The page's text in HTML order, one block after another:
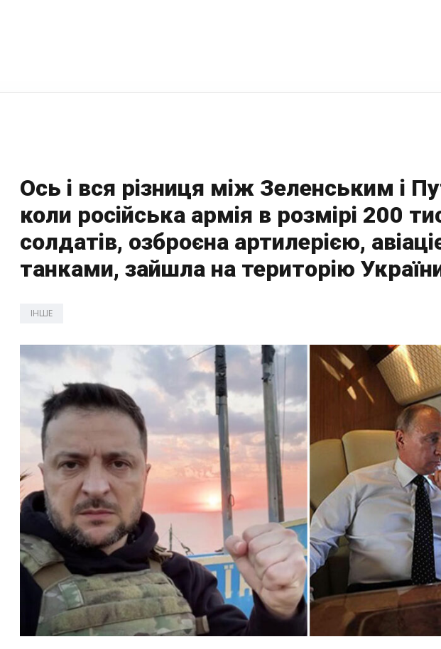
Ось і вся різниця між Зеленським і
коли російська армія в розмірі 200
солдатів, озброєна артилерією,
танками, зайшла на територію
ІНШЕ